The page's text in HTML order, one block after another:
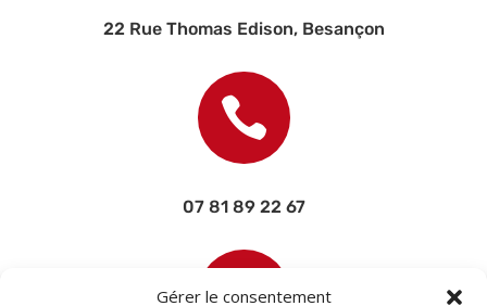
Gérer le consentement
22 Rue Thomas Edison, Besançon

07 81 89 22 67
